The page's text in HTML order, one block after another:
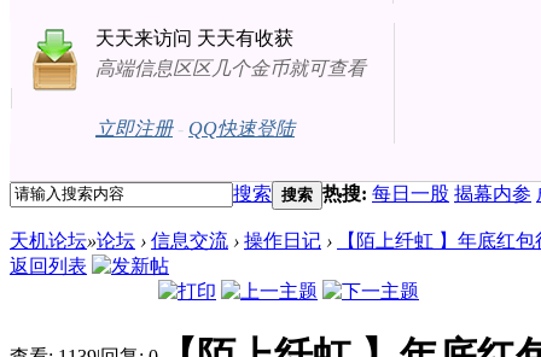
天天来访问 天天有收获
高端信息区区几个金币就可查看
立即注册- QQ快速登陆
搜索 搜索 热搜: 每日一股 揭幕内参
天机论坛»论坛 › 信息交流 › 操作日记 ›
【陌上纤虹 】年底红
返回列表